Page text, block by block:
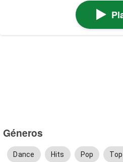
Géneros
Dance Hits Pop